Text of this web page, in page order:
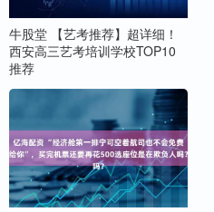
牛股堂 【艺考推荐】超详细！
西安高三艺考培训学校TOP10
推荐